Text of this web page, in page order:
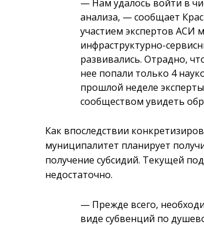
—Нам удалось войти в
анализа, —сообщает
участием экспертов АСИ
инфраструктурно-
развивались. Отрадно,
нее попали только 4
прошлой неделе
сообществом увидеть
Как впоследствии
муниципалитет планирует
получение субсидий. Текущей
недостаточно.
—Прежде всего,
виде субвенций по